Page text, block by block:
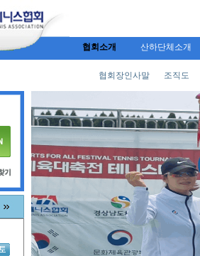
협회소개 산하단체소개
협회장인사말 조직도